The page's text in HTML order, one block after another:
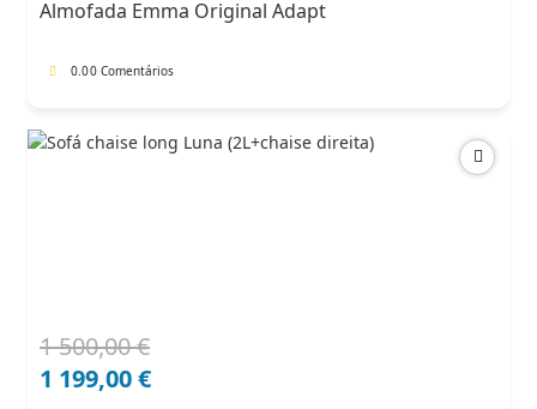
91,00 €.
68,25 €.
Almofada Emma Original Adapt
0.00 Comentários
1 500,00€
O
preço
1 199,00€
O
preço